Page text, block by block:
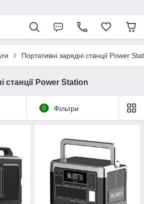
Портативні зарядні станції Power
станції Power Station
0 Фільтри